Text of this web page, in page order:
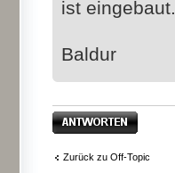
ist eingebaut.
Baldur
Antwort erstellen
Zurück zu Off-Topic